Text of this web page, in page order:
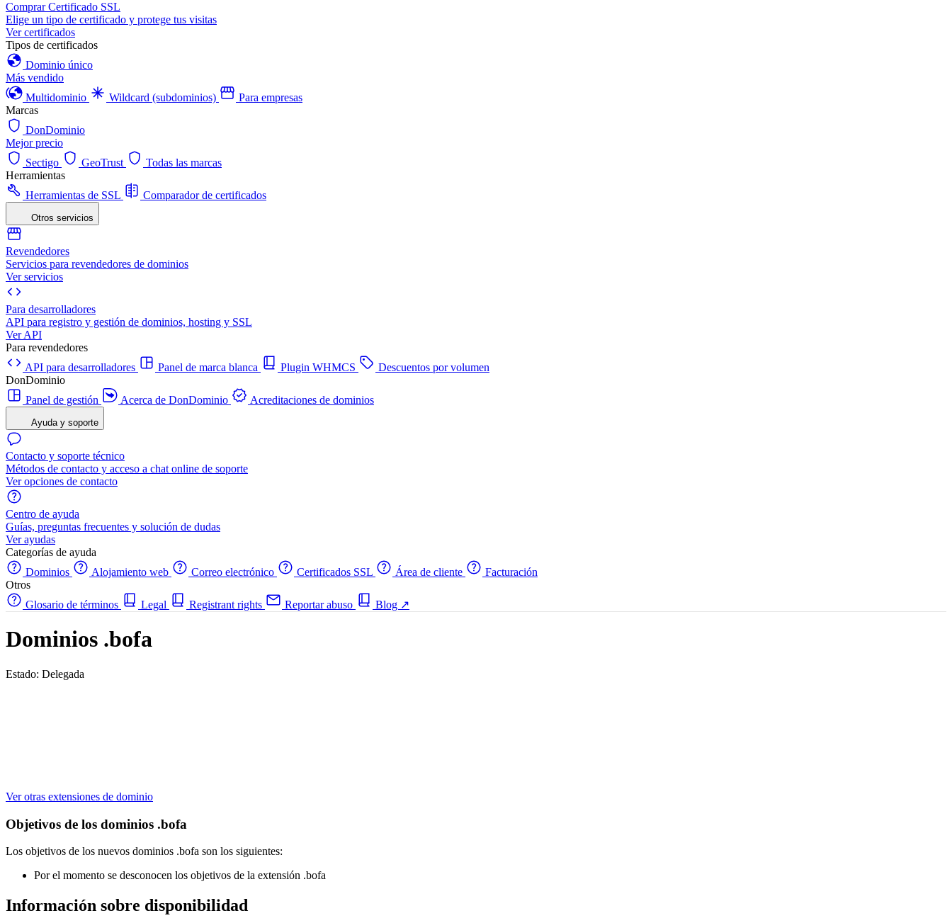
Comprar Certificado SSL
Elige un tipo de certificado y protege tus visitas
Ver certificados
Tipos de certificados
Dominio único
Más vendido
Multidominio
Wildcard (subdominios)
Para empresas
Marcas
DonDominio
Mejor precio
Sectigo
GeoTrust
Todas las marcas
Herramientas
Herramientas de SSL
Comparador de certificados
Otros servicios
Revendedores
Servicios para revendedores de dominios
Ver servicios
Para desarrolladores
API para registro y gestión de dominios, hosting y SSL
Ver API
Para revendedores
API para desarrolladores
Panel de marca blanca Plugin WHMCS
Descuentos por volumen
DonDominio
Panel de gestión
Acerca de DonDominio Acreditaciones de dominios
Ayuda y soporte
Contacto y soporte técnico
Métodos de contacto y acceso a chat online de soporte
Ver opciones de contacto
Centro de ayuda
Guías, preguntas frecuentes y solución de dudas
Ver ayudas
Categorías de ayuda
Dominios
Alojamiento web Correo electrónico Certificados SSL Área de cliente
Facturación
Otros
Glosario de términos
Legal Registrant rights Reportar abuso Blog ↗
Dominios .bofa
Estado: Delegada
Ver otras extensiones de dominio
Objetivos de los dominios .bofa
Los objetivos de los nuevos dominios .bofa son los siguientes:
Por el momento se desconocen los objetivos de la extensión .bofa
Información sobre disponibilidad